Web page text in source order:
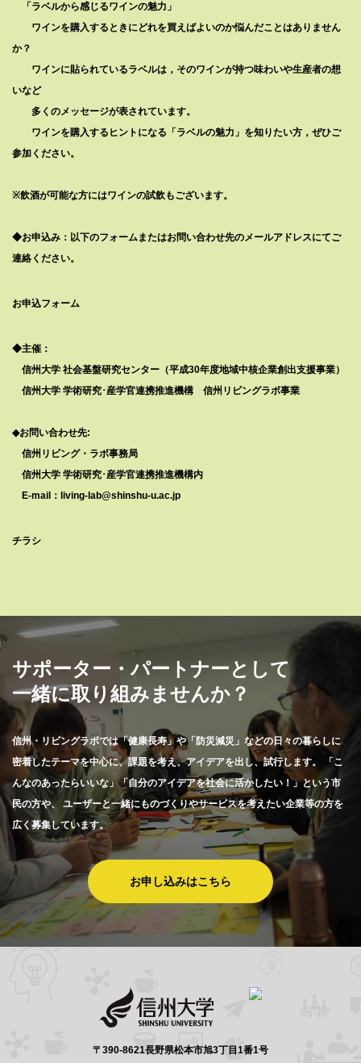
「ラベルから感じるワインの魅力」
ワインを購入するときにどれを買えばよいのか悩んだことはありません
か？
ワインに貼られているラベルは，そのワインが持つ味わいや生産者の想
いなど
多くのメッセージが表されています。
ワインを購入するヒントになる「ラベルの魅力」を知りたい方，ぜひご
参加ください。
※飲酒が可能な方にはワインの試飲もございます。
◆お申込み：以下のフォームまたはお問い合わせ先のメールアドレスにてご
連絡ください。
お申込フォーム
◆主催：
信州大学 社会基盤研究センター （平成30年度地域中核企業創出支援事業）
信州大学 学術研究･産学官連携推進機構 信州リビングラボ事業
◆お問い合わせ先:
信州リビング・ラボ事務局
信州大学 学術研究･産学官連携推進機構内
E-mail：living-lab@shinshu-u.ac.jp
チラシ
サポーター・パートナーとして
一緒に取り組みませんか？
信州・リビングラボでは「健康長寿」や「防災減災」などの日々の暮らしに
密着したテーマを中心に、課題を考え、アイデアを出し、試行します。
「こ
んなのあったらいいな」「自分のアイデアを社会に活かしたい！」という市
民の方や、 ユーザーと一緒にものづくりやサービスを考えたい企業等の方を
広く募集しています。
お申し込みはこちら
〒390-8621長野県松本市旭3丁目1番1号